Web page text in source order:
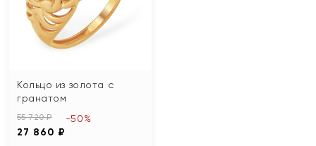
Кольцо из золота с
гранатом
55 720 ₽
27 860 ₽
-50%